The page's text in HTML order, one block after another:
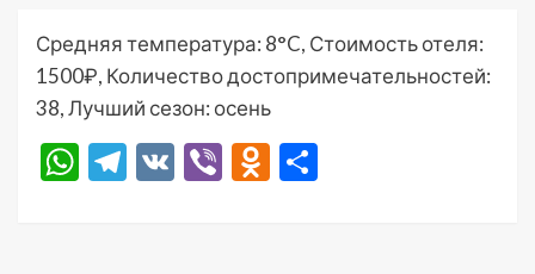
Средняя температура: 8°C, Стоимость отеля:
1500₽, Количество достопримечательностей:
38, Лучший сезон: осень
WhatsApp
Telegram
VK ViberOdnoklassniki